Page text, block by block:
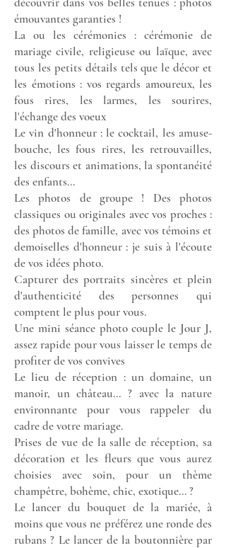
émouvantes garanties !
La ou les cérémonies : cérémonie de
mariage civile, religieuse ou laïque, avec
tous les petits détails tels que le décor et
les émotions : vos regards amoureux, les
fous rires, les larmes, les sourires,
l'échange des voeux
Le vin d'honneur : le cocktail, les amuse-
bouche, les fous rires, les retrouvailles,
les discours et animations, la spontanéité
des enfants...
Les photos de groupe ! Des photos
classiques ou originales avec vos proches :
des photos de famille, avec vos témoins et
demoiselles d'honneur : je suis à l'écoute
de vos idées photo.
Capturer des portraits sincères et plein
d'authenticité des personnes qui
comptent le plus pour vous.
Une mini séance photo couple le Jour J,
assez rapide pour vous laisser le temps de
profiter de vos convives
Le lieu de réception : un domaine, un
manoir, un château... ? avec la nature
environnante pour vous rappeler du
cadre de votre mariage.
Prises de vue de la salle de réception, sa
décoration et les fleurs que vous aurez
choisies avec soin, pour un thème
champêtre, bohème, chic, exotique... ?
Le lancer du bouquet de la mariée, à
moins que vous ne préférez une ronde des
rubans ? Le lancer de la boutonnière par